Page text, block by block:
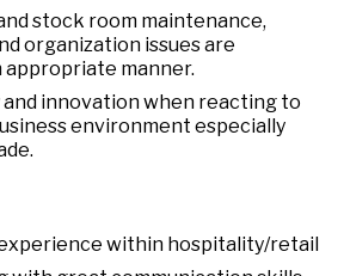
stock room maintenance,
organization issues are
appropriate manner.
innovation when reacting to
environment especially
within hospitality/retail